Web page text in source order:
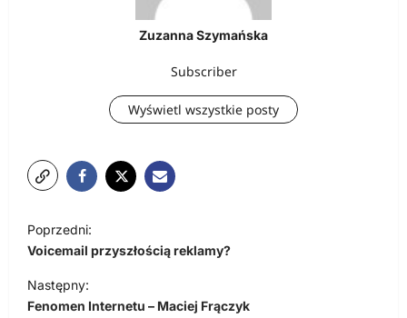
Zuzanna Szymańska
Subscriber
Wyświetl wszystkie posty
N
a
w
i
Poprzedni:
Voicemail przyszłością reklamy?
Następny:
Fenomen Internetu – Maciej Frączyk